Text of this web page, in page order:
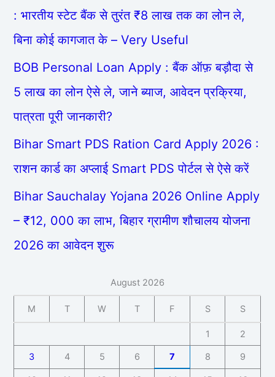
: भारतीय स्टेट बैंक से तुरंत ₹8 लाख तक का लोन ले,
बिना कोई कागजात के – Very Useful
BOB Personal Loan Apply : बैंक ऑफ़ बड़ौदा से
5 लाख का लोन ऐसे ले, जाने ब्याज, आवेदन प्रक्रिया,
पात्रता पूरी जानकारी?
Bihar Smart PDS Ration Card Apply 2026 :
राशन कार्ड का अप्लाई Smart PDS पोर्टल से ऐसे करें
Bihar Sauchalay Yojana 2026 Online Apply
– ₹12, 000 का लाभ, बिहार ग्रामीण शौचालय योजना
2026 का आवेदन शुरू
August 2026
M T W T F S S
1 2
3 4 5 6 7 8 9